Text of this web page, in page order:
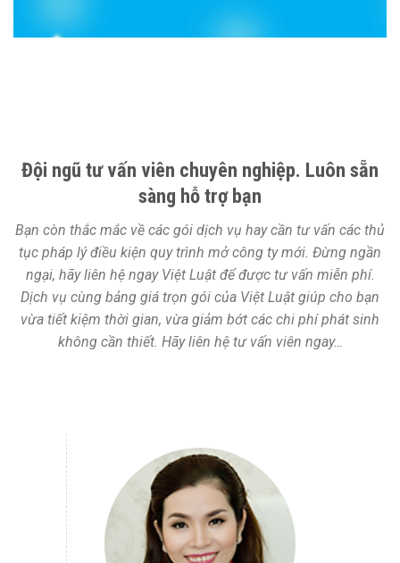
Đội ngũ tư vấn viên chuyên nghiệp. Luôn sẵn
sàng hỗ trợ bạn
Bạn còn thắc mắc về các gói dịch vụ hay cần tư vấn các thủ
tục pháp lý điều kiện quy trình mở công ty mới. Đừng ngần
ngại, hãy liên hệ ngay Việt Luật để được tư vấn miễn phí.
Dịch vụ cùng bảng giá trọn gói của Việt Luật giúp cho bạn
vừa tiết kiệm thời gian, vừa giảm bớt các chi phí phát sinh
không cần thiết. Hãy liên hệ tư vấn viên ngay…